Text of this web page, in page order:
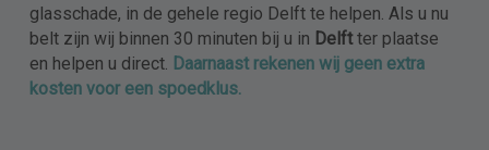
Aanvullende informatie
Verdieping?
glasschade, in de gehele regio Delft te helpen. Als u nu
belt zijn wij binnen 30 minuten bij u in Delftter plaatse
en helpen u direct. Daarnaast rekenen wij geen extra
kosten voor een spoedklus.